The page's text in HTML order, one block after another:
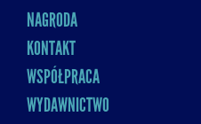
NAGRODA
KONTAKT
WSPÓŁPRACA
WYDAWNICTWO